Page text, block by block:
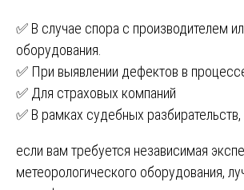
✅ В случае спора с производителем
оборудования.
✅ При выявлении дефектов в
✅ Для страховых компаний
✅ В рамках судебных разбирательств,
если вам требуется независимая
метеорологического оборудования,